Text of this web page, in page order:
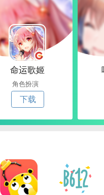
命运歌姬
角色扮演
下载